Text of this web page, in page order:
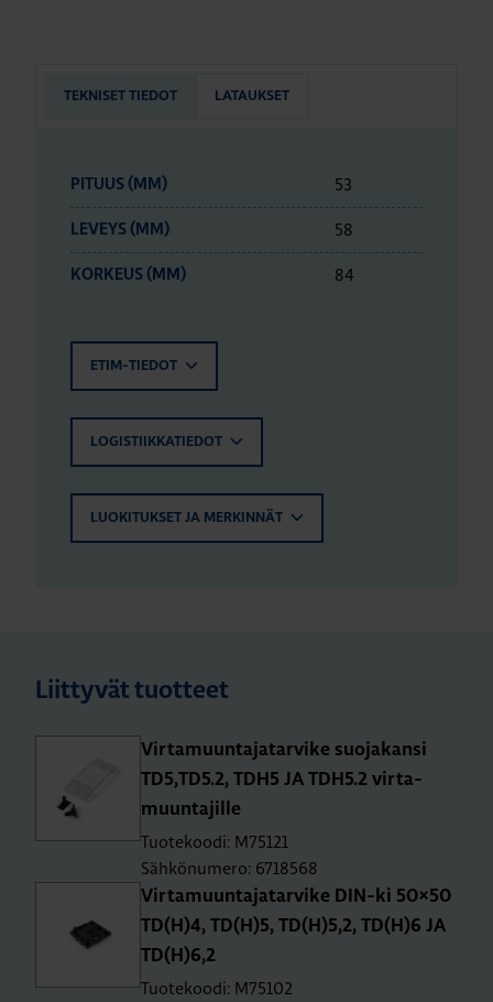
TEKNISET TIEDOT LATAUKSET
PITUUS (MM) 53
LEVEYS (MM) 58
KORKEUS (MM) 84
ETIM-TIEDOT
LOGISTIIKKATIEDOT
LUOKITUKSET JA MERKINNÄT
Liittyvät tuotteet
Vir­ta­muun­ta­ja­tar­vi­ke suo­ja­kan­si
TD5,TD5.2, TDH5 JA TDH5.2 vir­ta­
muun­ta­jil­le
Tuotekoodi: M75121
Sähkönumero: 6718568
Vir­ta­muun­ta­ja­tar­vi­ke DIN-ki 50×50
TD(H)4, TD(H)5, TD(H)5,2, TD(H)6 JA
TD(H)6,2
Tuotekoodi: M75102